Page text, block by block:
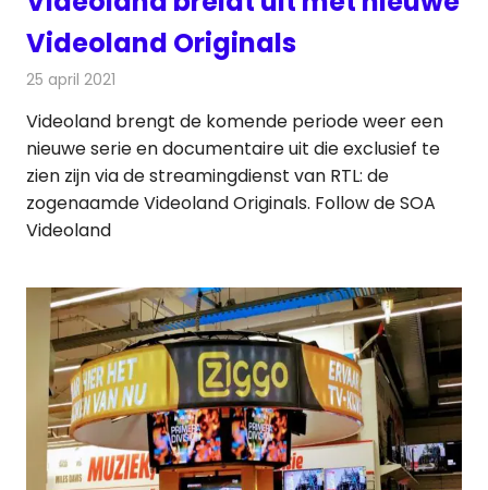
Videoland Originals
25 april 2021
Videoland brengt de komende periode weer een
nieuwe serie en documentaire uit die exclusief te
zien zijn via de streamingdienst van RTL: de
zogenaamde Videoland Originals. Follow de SOA
Videoland